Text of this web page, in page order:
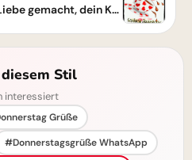
Schönen Donnerstag! Mit Liebe gemacht, dein Kaffee wartet
Stil
interessiert
Grüße
#Donnerstagsgrüße WhatsApp